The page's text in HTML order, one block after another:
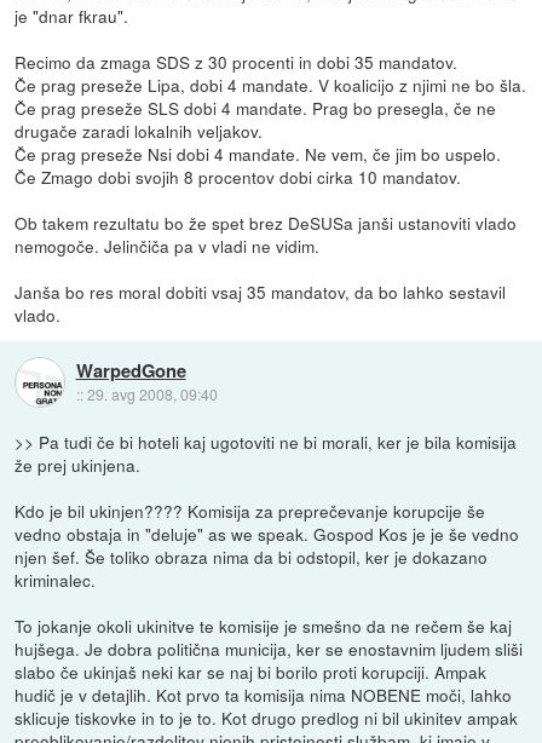
je "dnar fkrau".
Recimo da zmaga SDS z 30 procenti in dobi 35 mandatov.
Če prag preseže Lipa, dobi 4 mandate. V koalicijo z njimi ne bo šla.
Če prag preseže SLS dobi 4 mandate. Prag bo presegla, če ne
drugače zaradi lokalnih veljakov.
Če prag preseže Nsi dobi 4 mandate. Ne vem, če jim bo uspelo.
Če Zmago dobi svojih 8 procentov dobi cirka 10 mandatov.
Ob takem rezultatu bo že spet brez DeSUSa janši ustanoviti vlado
nemogoče. Jelinčiča pa v vladi ne vidim.
Janša bo res moral dobiti vsaj 35 mandatov, da bo lahko sestavil
vlado.
WarpedGone
::29. avg 2008, 09:40
>> Pa tudi če bi hoteli kaj ugotoviti ne bi morali, ker je bila komisija
že prej ukinjena.
Kdo je bil ukinjen???? Komisija za preprečevanje korupcije še
vedno obstaja in "deluje" as we speak. Gospod Kos je je še vedno
njen šef. Še toliko obraza nima da bi odstopil, ker je dokazano
kriminalec.
To jokanje okoli ukinitve te komisije je smešno da ne rečem še kaj
hujšega. Je dobra politična municija, ker se enostavnim ljudem sliši
slabo če ukinjaš neki kar se naj bi borilo proti korupciji. Ampak
hudič je v detajlih. Kot prvo ta komisija nima NOBENE moči, lahko
sklicuje tiskovke in to je to. Kot drugo predlog ni bil ukinitev ampak